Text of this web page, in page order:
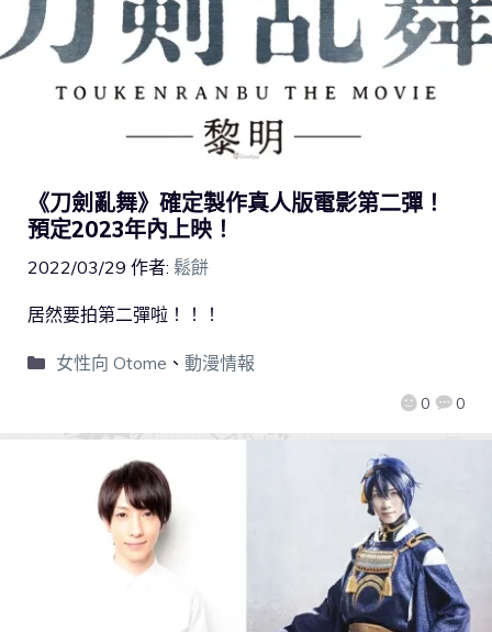
《刀劍亂舞》確定製作真人版電影第二彈！
預定2023年內上映！
2022/03/29 作者: 鬆餅
0 0
居然要拍第二彈啦！！！
女性向 Otome 、 動漫情報